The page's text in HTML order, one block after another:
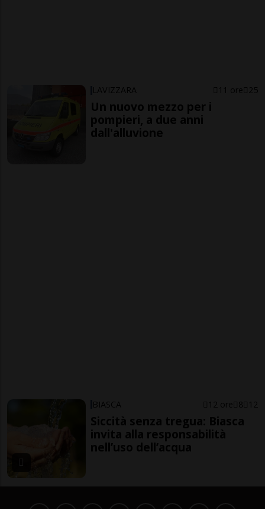
LAVIZZARA 11 ore 25
Un nuovo mezzo per i
pompieri, a due anni
dall'alluvione
BIASCA 12 ore 8 12
Siccità senza tregua: Biasca
invita alla responsabilità
nell’uso dell’acqua